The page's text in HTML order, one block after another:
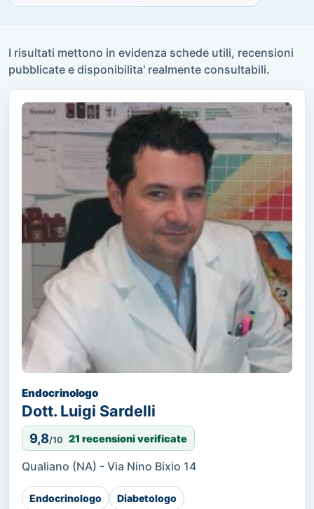
I risultati mettono in evidenza schede utili, recensioni
pubblicate e disponibilita' realmente consultabili.
Endocrinologo
Dott. Luigi Sardelli
9,8/10 21 recensioni verificate
Qualiano (NA) - Via Nino Bixio 14
Endocrinologo Diabetologo